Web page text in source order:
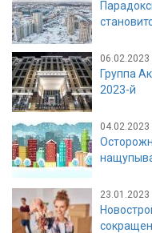
06.02.2023
Группа
2023-й
04.02.2023
23.01.2023